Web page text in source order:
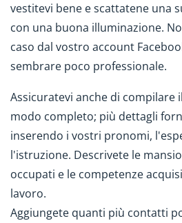
vestitevi bene e scattatene una
con una buona illuminazione.
caso dal vostro account
sembrare poco professionale.
Assicuratevi anche di compilare
modo completo; più dettagli
inserendo i vostri pronomi,
l'istruzione. Descrivete le
occupati e le competenze
lavoro.
Aggiungete quanti più contatti